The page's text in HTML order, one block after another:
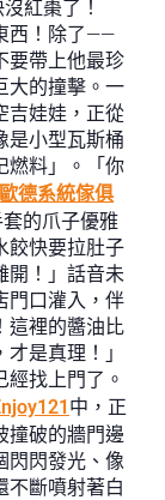
紅棗了！
西！除了——
要帶上他最珍
大的撞擊。一
吉娃娃，正從
是小型瓦斯桶
燃料」。「你
歐德系統傢俱
的爪子優雅
餃快要拉肚子
開！」話音未
門口灌入，伴
這裡的醬油比
是真理！」
找上門了。
中，正
撞破的牆門邊
閃閃發光、像
不斷噴射著白